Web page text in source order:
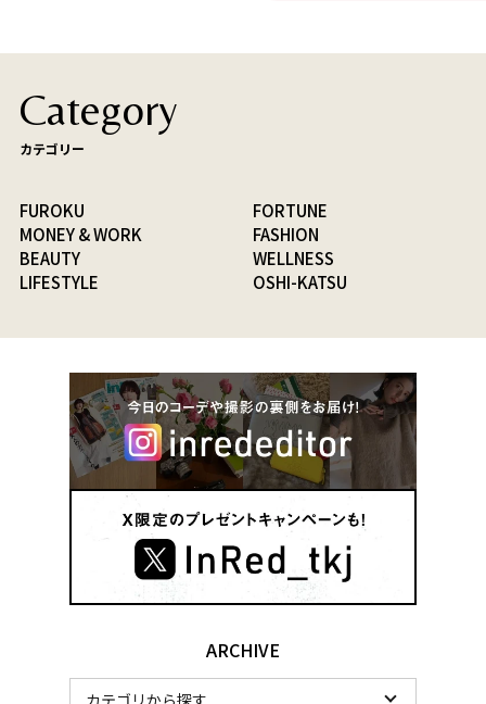
Category
カテゴリー
FUROKU
FORTUNE
MONEY & WORK
FASHION
BEAUTY
WELLNESS
LIFESTYLE
OSHI-KATSU
ARCHIVE